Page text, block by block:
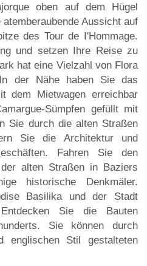
oben auf dem Hügel
Aussicht auf
des Tour de I'Hommage.
und setzen Ihre Reise zu
hat eine Vielzahl von Flora
der Nähe haben Sie das
dem Mietwagen erreichbar
Sümpfen gefüllt mit
Sie durch die alten Straßen
Sie die Architektur und
Fahren Sie den
alten Straßen in Baziers
historische Denkmäler.
Basilika und der Stadt
Sie die Bauten
Sie können durch
englischen Stil gestalteten